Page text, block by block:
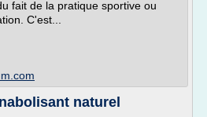
fait de la pratique sportive ou
C'est...
naturel